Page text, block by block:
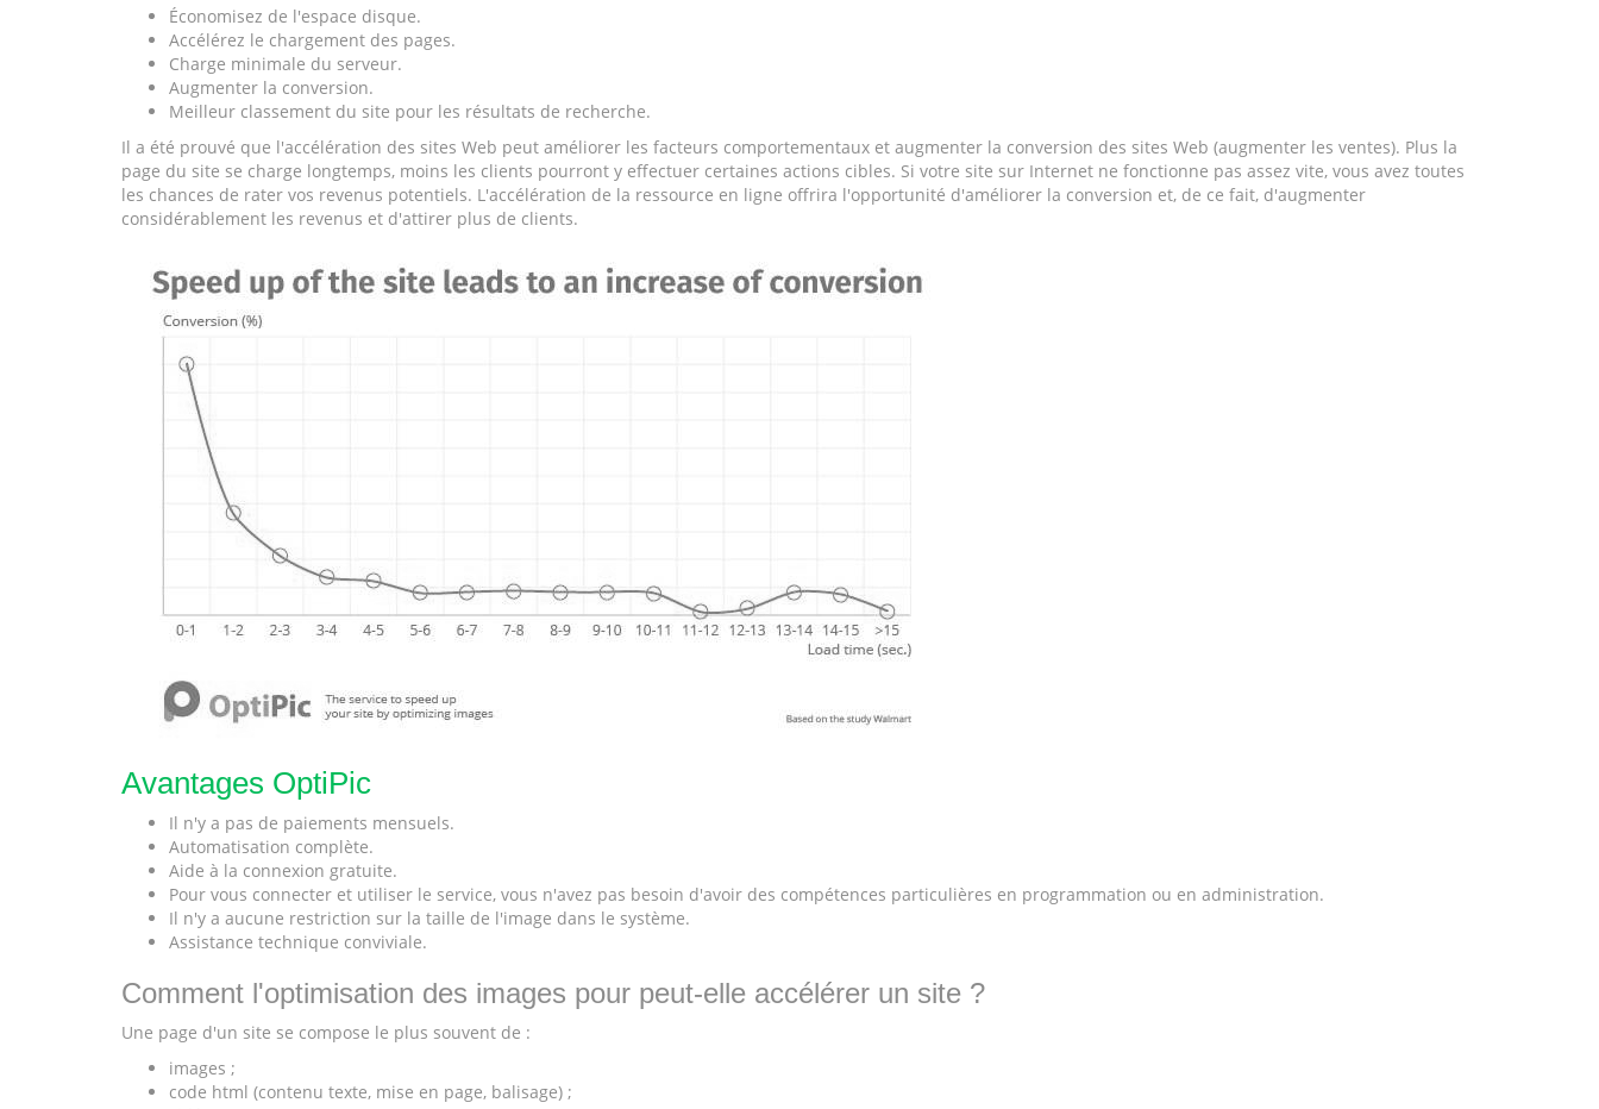
Économisez de l'espace disque.
Accélérez le chargement des pages.
Charge minimale du serveur.
Augmenter la conversion.
Meilleur classement du site pour les résultats de recherche.
Il a été prouvé que l'accélération des sites Web peut améliorer les facteurs comportementaux et augmenter la conversion des sites Web (augmenter les ventes). Plus la
page du site se charge longtemps, moins les clients pourront y effectuer certaines actions cibles. Si votre site sur Internet ne fonctionne pas assez vite, vous avez toutes
les chances de rater vos revenus potentiels. L'accélération de la ressource en ligne offrira l'opportunité d'améliorer la conversion et, de ce fait, d'augmenter
considérablement les revenus et d'attirer plus de clients.
Avantages OptiPic
Il n'y a pas de paiements mensuels.
Automatisation complète.
Aide à la connexion gratuite.
Pour vous connecter et utiliser le service, vous n'avez pas besoin d'avoir des compétences particulières en programmation ou en administration.
Il n'y a aucune restriction sur la taille de l'image dans le système.
Assistance technique conviviale.
Comment l'optimisation des images pour peut-elle accélérer un site ?
Une page d'un site se compose le plus souvent de :
images ;
code html (contenu texte, mise en page, balisage) ;